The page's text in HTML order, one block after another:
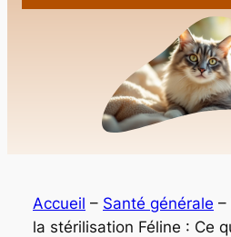
Accueil – Santé générale –
la stérilisation Féline : Ce